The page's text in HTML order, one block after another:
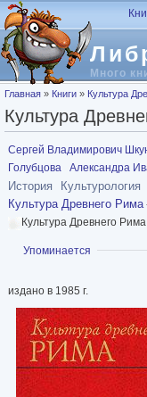
Перейти к основному
Много
Вы здесь
Главная » Книги » Культура
Культура
Сергей Владимирович
Голубцова
Александра
История
Культурология
Культура Древнего Рима
Культура Древнего
Показать
Упоминается
издано в 1985 г.